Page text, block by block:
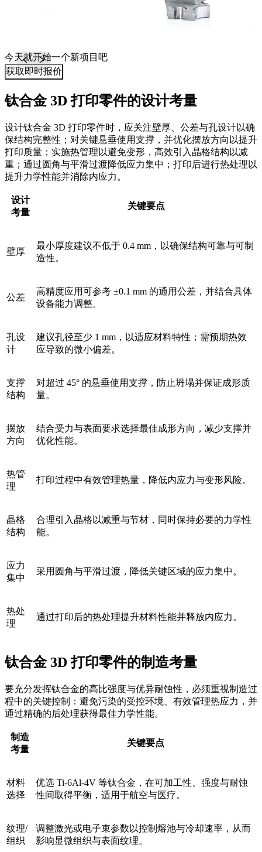
今天就开始一个新项目吧
获取即时报价
钛合金 3D 打印零件的设计考量
设计钛合金 3D 打印零件时，应关注壁厚、公差与孔设计以确
保结构完整性；对关键悬垂使用支撑，并优化摆放方向以提升
打印质量；实施热管理以避免变形，高效引入晶格结构以减
重；通过圆角与平滑过渡降低应力集中；打印后进行热处理以
提升力学性能并消除内应力。
设计
考量
关键要点
壁厚
最小厚度建议不低于 0.4 mm，以确保结构可靠与可制
造性。
公差
高精度应用可参考 ±0.1 mm 的通用公差，并结合具体
设备能力调整。
孔设
计
建议孔径至少 1 mm，以适应材料特性；需预期热效
应导致的微小偏差。
支撑
结构
对超过 45° 的悬垂使用支撑，防止坍塌并保证成形质
量。
摆放
方向
结合受力与表面要求选择最佳成形方向，减少支撑并
优化性能。
热管
理
打印过程中有效管理热量，降低内应力与变形风险。
晶格
结构
合理引入晶格以减重与节材，同时保持必要的力学性
能。
应力
集中
采用圆角与平滑过渡，降低关键区域的应力集中。
热处
理
通过打印后的热处理提升材料性能并释放内应力。
钛合金 3D 打印零件的制造考量
要充分发挥钛合金的高比强度与优异耐蚀性，必须重视制造过
程中的关键控制：避免污染的受控环境、有效管理热应力，并
通过精确的后处理获得最佳力学性能。
制造
考量
关键要点
材料
选择
优选 Ti-6Al-4V 等钛合金，在可加工性、强度与耐蚀
性间取得平衡，适用于航空与医疗。
纹理/
组织
调整激光或电子束参数以控制熔池与冷却速率，从而
影响显微组织与表面纹理。